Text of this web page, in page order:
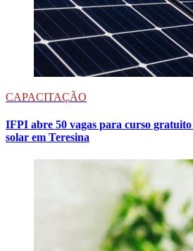
CAPACITAÇÃO
IFPI abre 50 vagas para curso gratuito
solar em Teresina